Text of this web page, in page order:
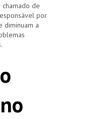
de
por
diminuam a